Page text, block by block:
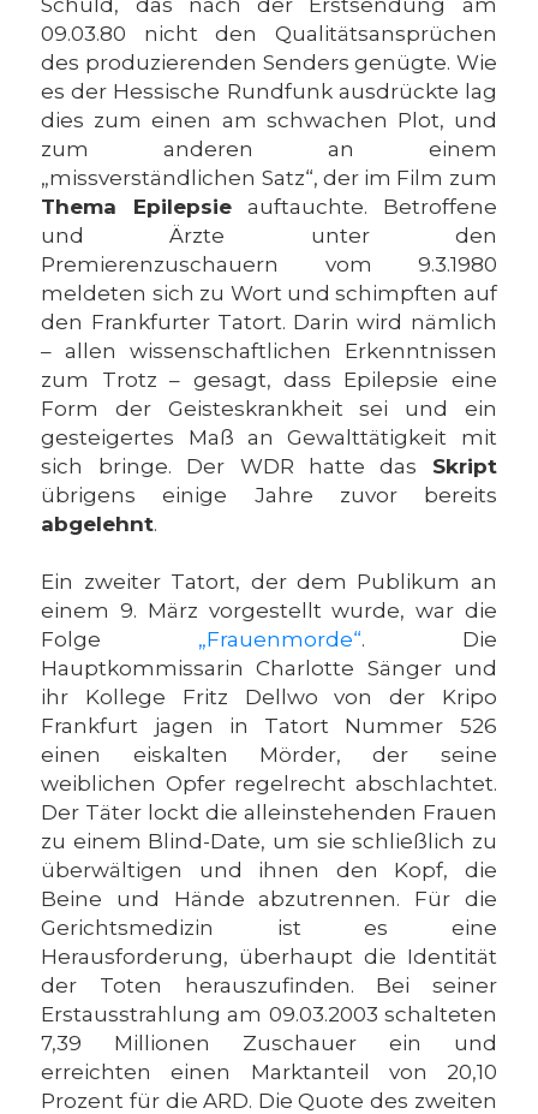
Schuld, das nach der Erstsendung am
09.03.80 nicht den Qualitätsansprüchen
des produzierenden Senders genügte. Wie
es der Hessische Rundfunk ausdrückte lag
dies zum einen am schwachen Plot, und
zum anderen an einem
„missverständlichen Satz“, der im Film zum
Thema Epilepsie auftauchte. Betroffene
und Ärzte unter den
Premierenzuschauern vom 9.3.1980
meldeten sich zu Wort und schimpften auf
den Frankfurter Tatort. Darin wird nämlich
– allen wissenschaftlichen Erkenntnissen
zum Trotz – gesagt, dass Epilepsie eine
Form der Geisteskrankheit sei und ein
gesteigertes Maß an Gewalttätigkeit mit
sich bringe. Der WDR hatte das Skript
übrigens einige Jahre zuvor bereits
abgelehnt.
Ein zweiter Tatort, der dem Publikum an
einem 9. März vorgestellt wurde, war die
Folge „Frauenmorde“. Die
Hauptkommissarin Charlotte Sänger und
ihr Kollege Fritz Dellwo von der Kripo
Frankfurt jagen in Tatort Nummer 526
einen eiskalten Mörder, der seine
weiblichen Opfer regelrecht abschlachtet.
Der Täter lockt die alleinstehenden Frauen
zu einem Blind-Date, um sie schließlich zu
überwältigen und ihnen den Kopf, die
Beine und Hände abzutrennen. Für die
Gerichtsmedizin ist es eine
Herausforderung, überhaupt die Identität
der Toten herauszufinden. Bei seiner
Erstausstrahlung am 09.03.2003 schalteten
7,39 Millionen Zuschauer ein und
erreichten einen Marktanteil von 20,10
Prozent für die ARD. Die Quote des zweiten